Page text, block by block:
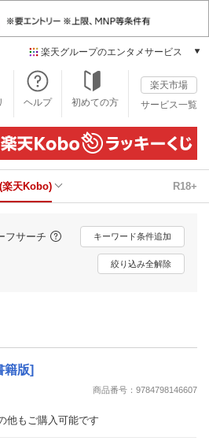
楽天グループのエンタメサービス
本/ゲーム/CD/DVD
楽天ブックス
電子書籍
楽天Kobo
雑誌読み放題
楽天ミュージック
動画配信
楽天TV
動画配信ガイド
推し楽
ヘルプ 初めての方
楽天市場
サービス一覧
楽天Kobo) R18+
フサーチ キーワード条件追加
絞り込み全解除
籍版]
商品番号：9784798146607
他もご購入可能です